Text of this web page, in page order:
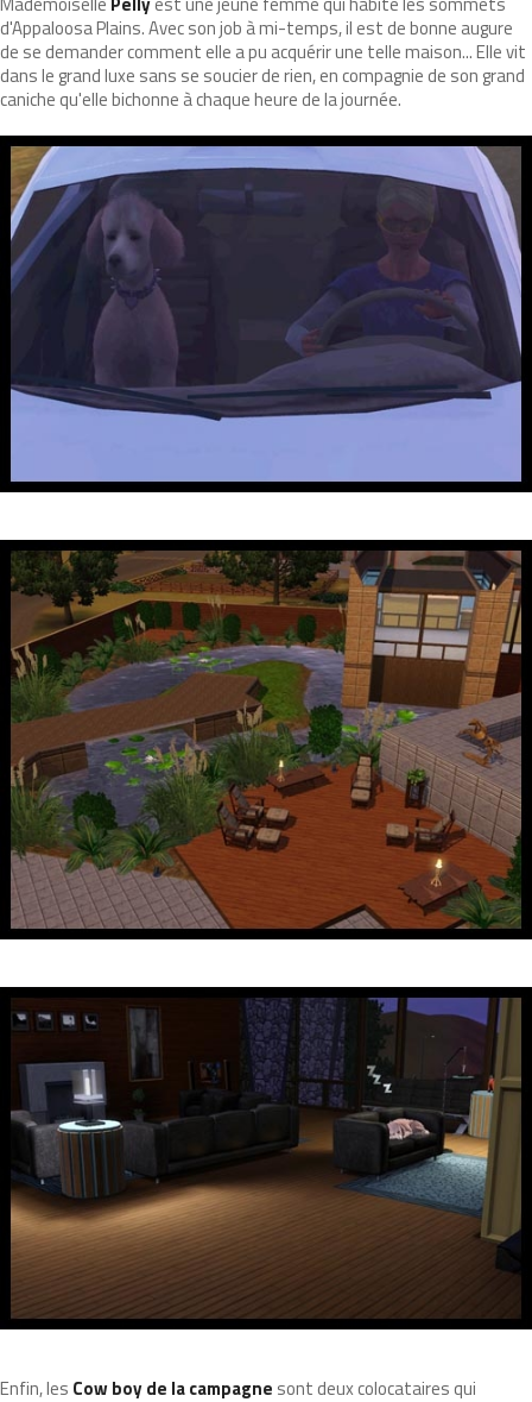
d'Appaloosa Plains. Avec son job à mi-temps, il est de bonne augure
de se demander comment elle a pu acquérir une telle maison... Elle vit
dans le grand luxe sans se soucier de rien, en compagnie de son grand
caniche qu'elle bichonne à chaque heure de la journée.
Enfin, les Cow boy de la campagne sont deux colocataires qui